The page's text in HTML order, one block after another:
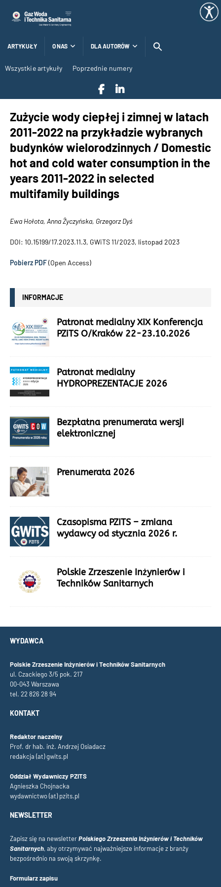
ARTYKUŁY O NAS DLA AUTORÓW
Wszystkie artykuły Poprzednie numery
Zużycie wody ciepłej i zimnej w latach
2011-2022 na przykładzie wybranych
budynków wielorodzinnych / Domestic
hot and cold water consumption in the
years 2011-2022 in selected
multifamily buildings
Ewa Hołota, Anna Życzyńska, Grzegorz Dyś
DOI: 10.15199/17.2023.11.3, GWiTS 11/2023, listopad 2023
Pobierz PDF(Open Access)
INFORMACJE
Patronat medialny XIX Konferencja
PZiTS O/Kraków 22-23.10.2026
Patronat medialny
HYDROPREZENTACJE 2026
Bezpłatna prenumerata wersji
elektronicznej
Prenumerata 2026
Czasopisma PZITS – zmiana
wydawcy od stycznia 2026 r.
Polskie Zrzeszenie Inżynierów i
Techników Sanitarnych
WYDAWCA
Polskie Zrzeszenie Inżynierów i Techników Sanitarnych
ul. Czackiego 3/5 pok. 217
00-043 Warszawa
tel. 22 826 28 94
KONTAKT
Redaktor naczelny
Prof. dr hab. inż. Andrzej Osiadacz
redakcja (at) gwits.pl
Oddział Wydawniczy PZITS
Agnieszka Chojnacka
wydawnictwo (at) pzits.pl
NEWSLETTER
Zapisz się na newsletterPolskiego Zrzeszenia Inżynierów i Techników
Sanitarnych, aby otrzymywać najważniejsze informacje z branży
bezpośrednio na swoją skrzynkę.
Formularz zapisu